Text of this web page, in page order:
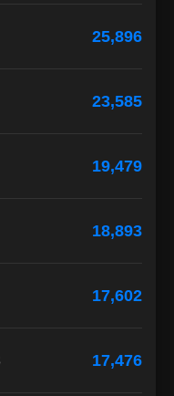
25,896
23,585
19,479
18,893
17,602
17,476